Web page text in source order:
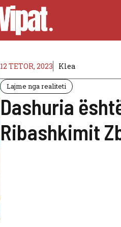
12 TETOR, 2023 Klea
Lajme nga realiteti
Dashuria
Ribashkimit